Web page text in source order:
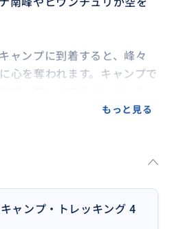
ャンプに到着すると、峰々
心を奪われます。キャンプで
パノラマが広がります。標高
きを楽しみます。アンナプル
もっと見る
ャンプ・トレッキング 4